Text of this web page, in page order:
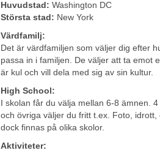
Huvudstad: Washington DC
Största stad: New York
Värdfamilj:
Det är värdfamiljen som väljer dig efter
passa in i familjen. De väljer att ta emot
är kul och vill dela med sig av sin kultur.
High School:
I skolan får du välja mellan 6-8 ämnen.
och övriga väljer du fritt t.ex. Foto,
dock finnas på olika skolor.
Aktiviteter: